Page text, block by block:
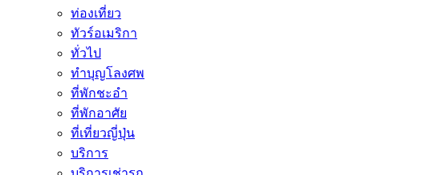
ท่องเที่ยว
ทัวร์อเมริกา
ทั่วไป
ทำบุญโลงศพ
ที่พักชะอำ
ที่พักอาศัย
ที่เที่ยวญี่ปุ่น
บริการ